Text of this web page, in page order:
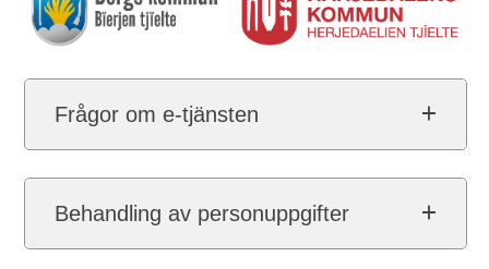
Frågor om e-tjänsten
Behandling av personuppgifter